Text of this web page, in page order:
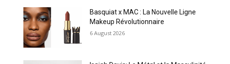
Basquiat x MAC : La Nouvelle Ligne
Makeup Révolutionnaire
6 August 2026